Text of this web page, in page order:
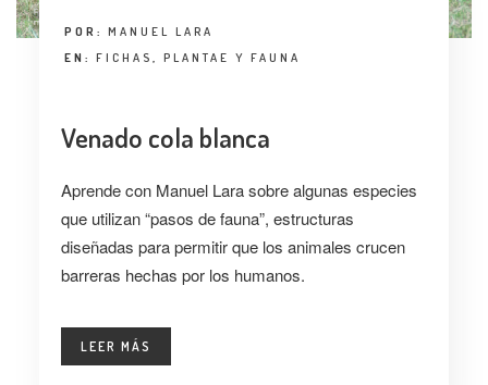
POR: MANUEL LARA
EN: FICHAS PLANTAE Y FAUNA
Venado cola blanca
Aprende con Manuel Lara sobre algunas especies
que utilizan “pasos de fauna”, estructuras
diseñadas para permitir que los animales crucen
barreras hechas por los humanos.
LEER MÁS